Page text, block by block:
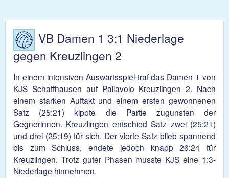
VB Damen 1 3:1 Niederlage
gegen Kreuzlingen 2
In einem intensiven Auswärtsspiel traf das Damen 1 von
KJS Schaffhausen auf Pallavolo Kreuzlingen 2. Nach
einem starken Auftakt und einem ersten gewonnenen
Satz (25:21) kippte die Partie zugunsten der
Gegnerinnen. Kreuzlingen entschied Satz zwei (25:21)
und drei (25:19) für sich. Der vierte Satz blieb spannend
bis zum Schluss, endete jedoch knapp 26:24 für
Kreuzlingen. Trotz guter Phasen musste KJS eine 1:3-
Niederlage hinnehmen.